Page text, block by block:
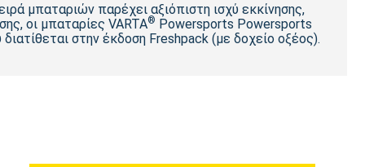
μπαταριών παρέχει αξιόπιστη ισχύ εκκίνησης,
οι μπαταρίες VARTA® Powersports Powersports
στην έκδοση Freshpack (με δοχείο οξέος).